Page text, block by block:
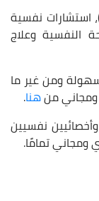
استشارات نفسية
النفسية وعلاج
ومن غير ما
منهنا.
نفسيين
ومجاني تمامًا.